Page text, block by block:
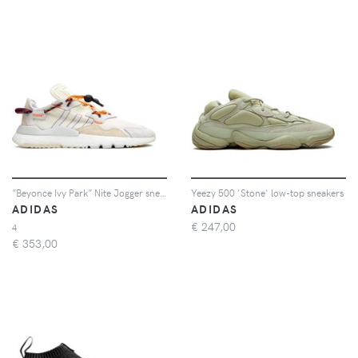
ADIDAS
4
€ 353,00
Yeezy 500 'Stone' low-top sneakers
ADIDAS
€ 247,00